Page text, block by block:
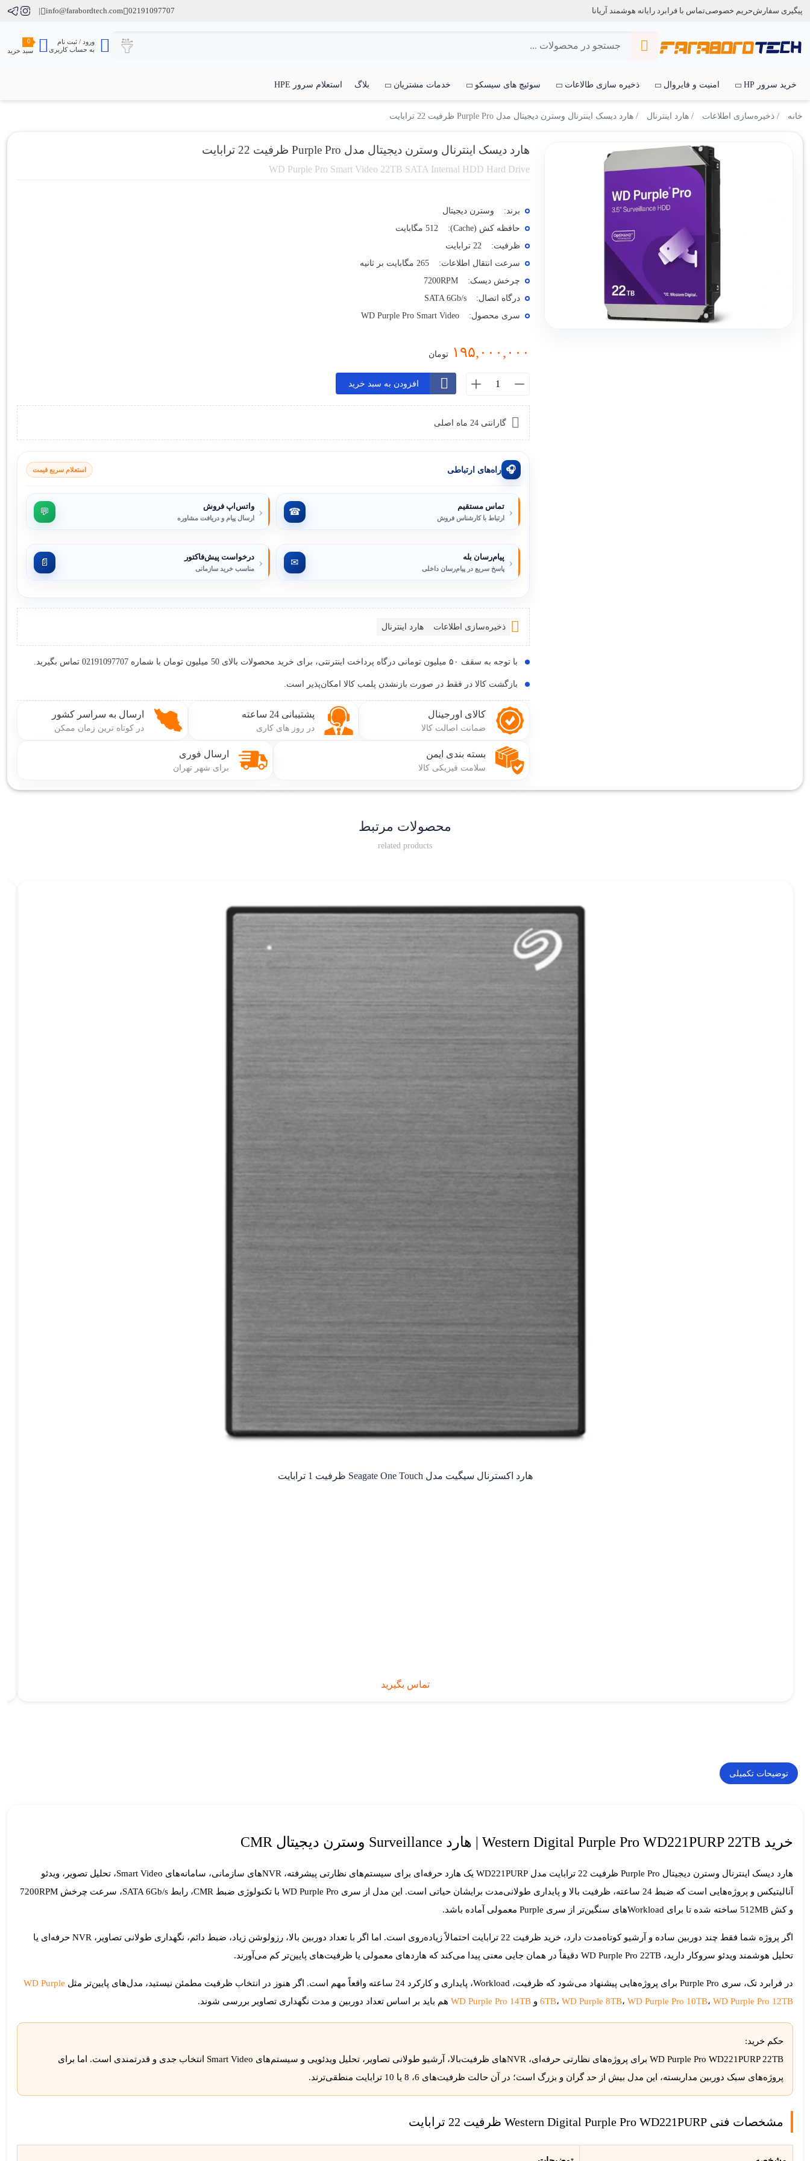
پیگیری سفارشحریم خصوصیتماس با فرابرد رایانه هوشمند آریانا 02191097707
info@farabordtech.com
ورود / ثبت نام
به حساب کاربری
0
سبد خرید
خرید سرور HP امنیت و فایروال ذخیره سازی طالاعات سوئیچ های سیسکو خدمات مشتریان بلاگ استعلام سرور HPE
خانه / ذخیره‌سازی اطلاعات / هارد اینترنال / هارد دیسک اینترنال وسترن دیجیتال مدل Purple Pro ظرفیت 22 ترابایت
هارد دیسک اینترنال وسترن دیجیتال مدل Purple Pro ظرفیت 22 ترابایت
WD Purple Pro Smart Video 22TB SATA Internal HDD Hard Drive
برند:
وسترن دیجیتال
حافظه کش (Cache):
512 مگابایت
ظرفیت:
22 ترابایت
سرعت انتقال اطلاعات:
265 مگابایت بر ثانیه
چرخش دیسک:
7200RPM
درگاه اتصال:
SATA 6Gb/s
سری محصول:
WD Purple Pro Smart Video
۱۹۵,۰۰۰,۰۰۰ تومان
اینترنال
وسترن
دیجیتال
مدل
Purple
Pro
ظرفیت
ترابایت
افزودن به سبد خرید
گارانتی 24 ماه اصلی
🎧 راه‌های ارتباطی استعلام سریع قیمت
‹ تماس مستقیم
ارتباط با کارشناس فروش
☎
‹ واتس‌اپ فروش
ارسال پیام و دریافت مشاوره
💬
‹ پیام‌رسان بله
پاسخ سریع در پیام‌رسان داخلی
✉
‹ درخواست پیش‌فاکتور
مناسب خرید سازمانی
📄
ذخیره‌سازی اطلاعات هارد اینترنال
با توجه به سقف ۵۰ میلیون تومانی درگاه پرداخت اینترنتی، برای خرید محصولات بالای 50 میلیون تومان با شماره 02191097707 تماس بگیرید.
بازگشت کالا در فقط در صورت بازنشدن پلمب کالا امکان‌پذیر است.
کالای اورجینال
ضمانت اصالت کالا
پشتیبانی 24 ساعته
در روز های کاری
ارسال به سراسر کشور
در کوتاه ترین زمان ممکن
بسته بندی ایمن
سلامت فیزیکی کالا
ارسال فوری
برای شهر تهران
محصولات مرتبط
related products
هارد اکسترنال سیگیت مدل Seagate One Touch ظرفیت 1 ترابایت
تماس بگیرید
توضیحات تکمیلی
خرید Western Digital Purple Pro WD221PURP 22TB | هارد Surveillance وسترن دیجیتال CMR
هارد دیسک اینترنال وسترن دیجیتال Purple Pro ظرفیت 22 ترابایت مدل WD221PURP
یک هارد حرفه‌ای برای سیستم‌های نظارتی پیشرفته، NVRهای سازمانی، سامانه‌های Smart Video، تحلیل تصویر، ویدئو
آنالیتیکس و پروژه‌هایی است که ضبط 24 ساعته، ظرفیت بالا و پایداری طولانی‌مدت برایشان حیاتی است. این مدل از سری
WD Purple Pro با تکنولوژی ضبط CMR، رابط SATA 6Gb/s، سرعت چرخش 7200RPM
و کش 512MB ساخته شده تا برای Workloadهای سنگین‌تر از سری Purple معمولی آماده باشد.
اگر پروژه شما فقط چند دوربین ساده و آرشیو کوتاه‌مدت دارد، خرید ظرفیت 22 ترابایت احتمالاً زیاده‌روی است. اما اگر با تعداد دوربین بالا، رزولوشن زیاد، ضبط دائم، نگهداری طولانی تصاویر، NVR حرفه‌ای یا
تحلیل هوشمند ویدئو سروکار دارید، WD Purple Pro 22TB دقیقاً در همان جایی معنی پیدا می‌کند که هاردهای معمولی یا ظرفیت‌های پایین‌تر کم می‌آورند.
در فرابرد تک، سری Purple Pro برای پروژه‌هایی پیشنهاد می‌شود که ظرفیت، Workload، پایداری و کارکرد 24 ساعته واقعاً مهم است. اگر هنوز در انتخاب ظرفیت مطمئن نیستید، مدل‌های پایین‌تر مثل
WD Purple
6TB، WD Purple 8TB، WD Purple Pro 10TB، WD Purple Pro 12TB و WD Purple Pro 14TB هم باید بر اساس تعداد دوربین و مدت نگهداری تصاویر بررسی شوند.
حکم خرید:
WD Purple Pro WD221PURP 22TB برای پروژه‌های نظارتی حرفه‌ای، NVRهای ظرفیت‌بالا، آرشیو طولانی تصاویر، تحلیل ویدئویی و سیستم‌های Smart Video انتخاب جدی و قدرتمندی است. اما برای
پروژه‌های سبک دوربین مداربسته، این مدل بیش از حد گران و بزرگ است؛ در آن حالت ظرفیت‌های 6، 8 یا 10 ترابایت منطقی‌ترند.
مشخصات فنی Western Digital Purple Pro WD221PURP ظرفیت 22 ترابایت